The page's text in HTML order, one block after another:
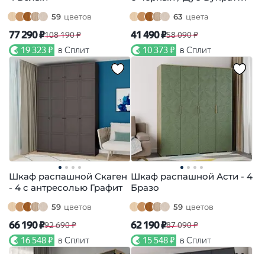
59 цветов
77 290 ₽108 190 ₽
19 323 ₽ в Сплит
63 цвета
41 490 ₽58 090 ₽
10 373 ₽ в Сплит
Шкаф распашной Скаген
- 4 с антресолью Графит
59 цветов
66 190 ₽92 690 ₽
16 548 ₽ в Сплит
Шкаф распашной Асти - 4
Бразо
59 цветов
62 190 ₽87 090 ₽
15 548 ₽ в Сплит